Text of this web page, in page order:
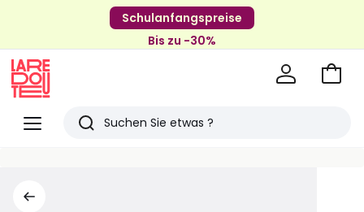
Schulanfangspreise
Bis zu -30%
Menü
Redoute
Suchen
Zum